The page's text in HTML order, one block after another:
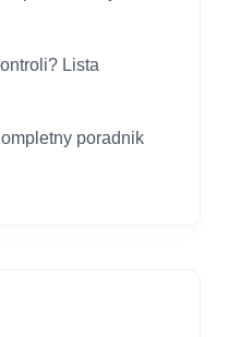
Lista
poradnik